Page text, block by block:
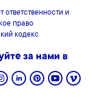
ответственности и
право
кодекс
за нами в